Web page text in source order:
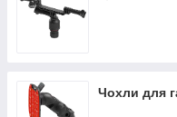
Чохли для